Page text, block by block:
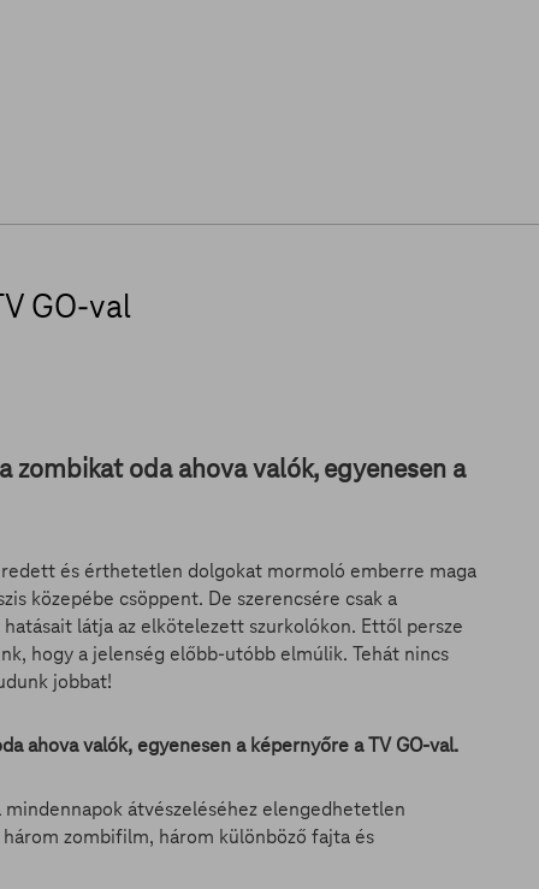
GO-val
zombikat oda ahova valók, egyenesen a
és érthetetlen dolgokat mormoló emberre maga
közepébe csöppent. De szerencsére csak a
látja az elkötelezett szurkolókon. Ettől persze
hogy a jelenség előbb-utóbb elmúlik. Tehát nincs
jobbat!
ahova valók, egyenesen a képernyőre a TV GO-val.
átvészeléséhez elengedhetetlen
zombifilm, három különböző fajta és